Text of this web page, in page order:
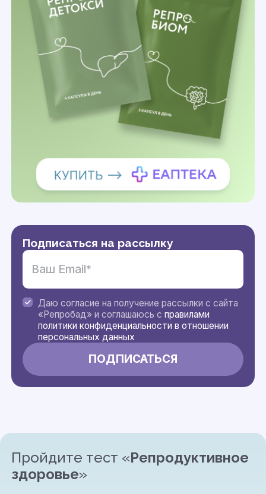
Подписаться на рассылку
Даю согласие на получение рассылки с сайта
«Репробад» и соглашаюсь справилами
политики конфиденциальности в отношении
персональных данных
Пройдите тест «Репродуктивное
здоровье»